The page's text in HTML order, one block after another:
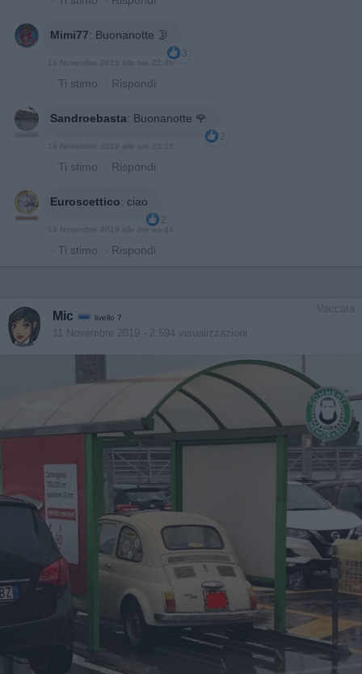
Mimi77: Buonanotte 🌛
3
14 Novembre 2019 alle ore 22:46
· Ti stimo · Rispondi
Sandroebasta: Buonanotte 🌹
2
14 Novembre 2019 alle ore 23:15
· Ti stimo · Rispondi
Euroscettico: ciao
2
14 Novembre 2019 alle ore 23:34
· Ti stimo · Rispondi
Vaccata
Mic livello 7
11 Novembre 2019 - 2.594 visualizzazioni